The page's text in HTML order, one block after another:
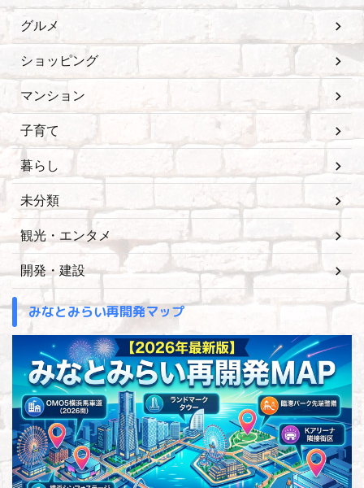
グルメ
ショッピング
マンション
子育て
暮らし
未分類
観光・エンタメ
開発・建設
みなとみらい再開発マップ